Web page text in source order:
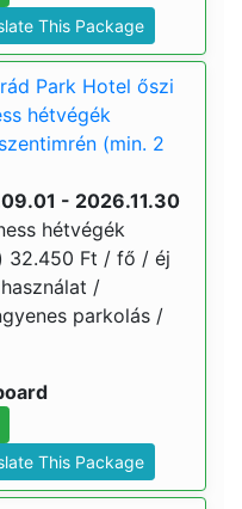
This Package
Park Hotel őszi
hétvégék
(min. 2
- 2026.11.30
hétvégék
32.450 Ft / fő / éj
/
parkolás /
This Package